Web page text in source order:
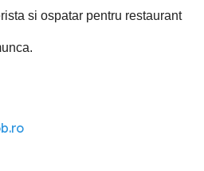
si ospatar pentru restaurant